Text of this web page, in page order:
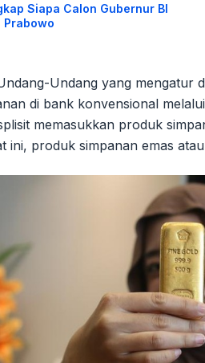
Siapa Calon Gubernur BI
Prabowo
Undang yang mengatur
di bank konvensional
memasukkan produk
ini, produk simpanan emas